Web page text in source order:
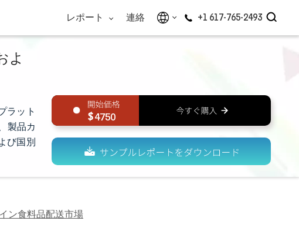
レポート 連絡 +1 617-765-2493
よ
ラット
製品カ
び国別
4750
ン食料品配送市場